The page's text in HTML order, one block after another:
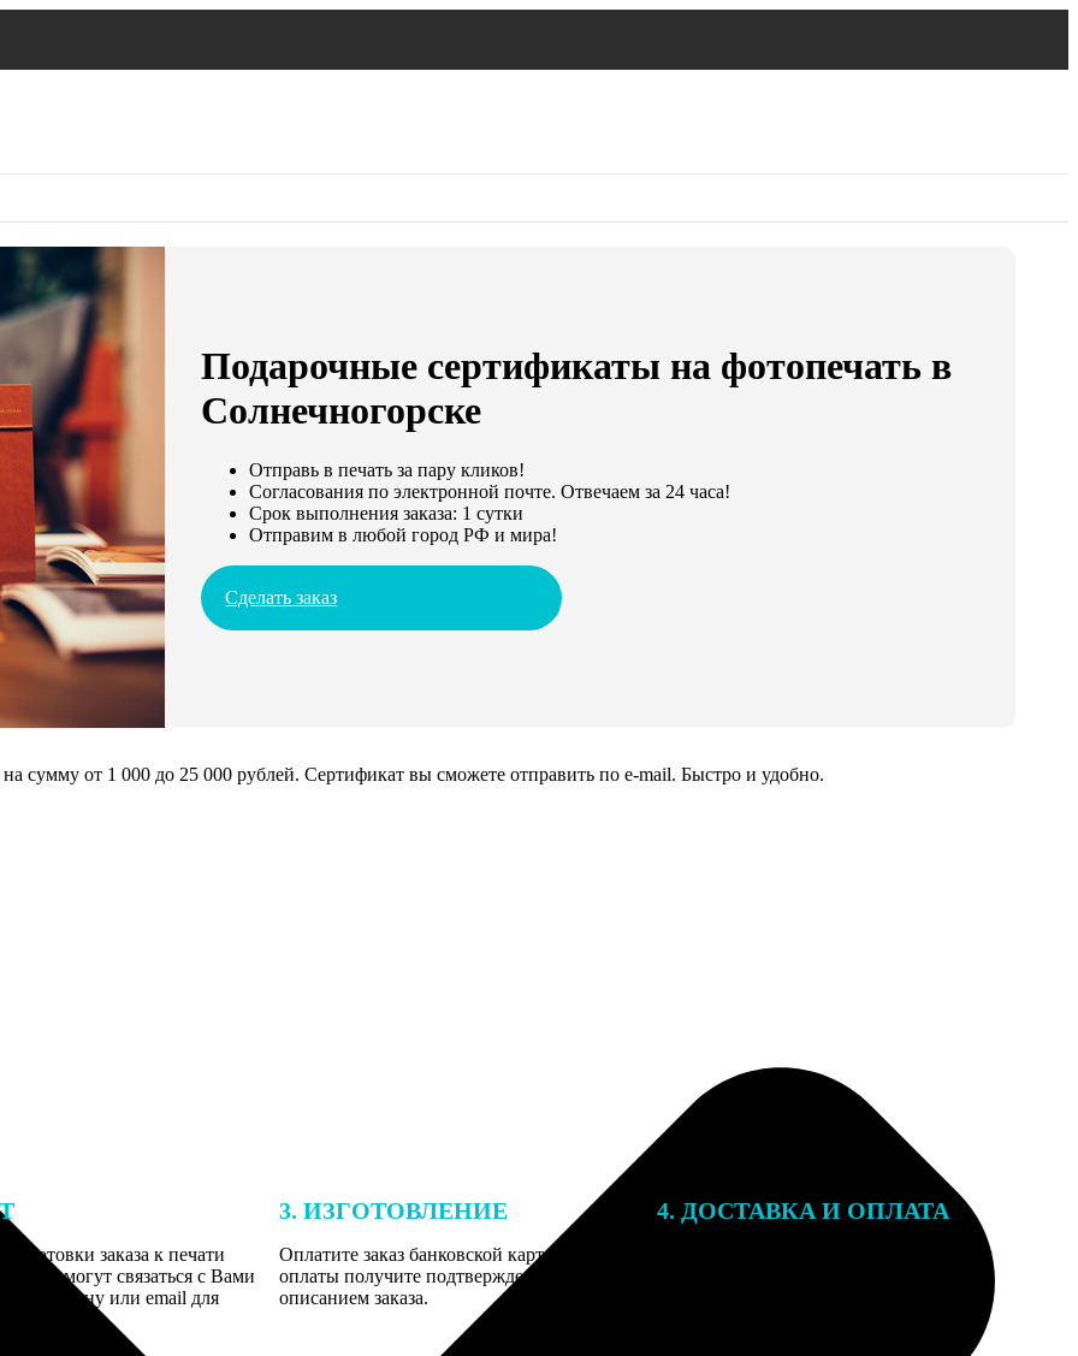
Подарочные сертификаты на фотопечать в
Солнечногорске
Отправь в печать за пару кликов!
Согласования по электронной почте. Отвечаем за 24 часа!
Срок выполнения заказа: 1 сутки
Отправим в любой город РФ и мира!
Сделать заказ
сумму от 1 000 до 25 000 рублей. Сертификат вы сможете отправить по e-mail. Быстро и удобно.
заказа к печати
могут связаться с Вами
телефону или email для
3. ИЗГОТОВЛЕНИЕ
Оплатите заказ банковской картой. После
оплаты получите подтверждение на email с
описанием заказа.
4. ДОСТАВКА И ОПЛАТА
Подарочный сертификат мы отправляем